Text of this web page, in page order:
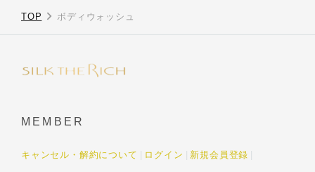
TOP ボディウォッシュ
MEMBER
キャンセル・解約について ログイン 新規会員登録